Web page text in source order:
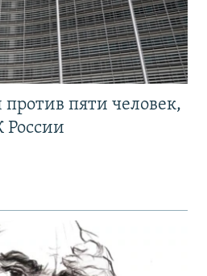
пяти человек,
России